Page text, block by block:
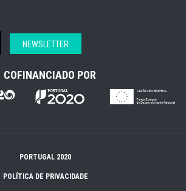
NEWSLETTER
COFINANCIADO POR
PORTUGAL 2020
POLÍTICA DE PRIVACIDADE